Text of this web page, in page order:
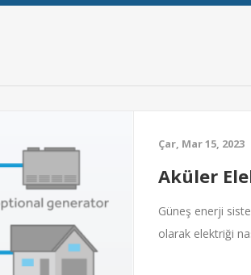
Çar, Mar 15, 2023
Aküler
Güneş enerji
olarak elektriği